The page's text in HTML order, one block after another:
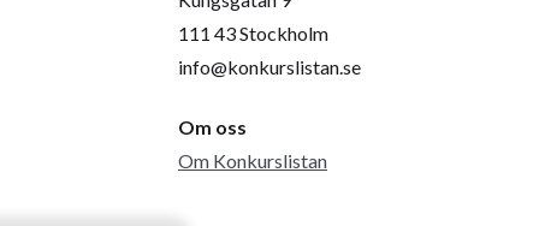
111 43 Stockholm
info@konkurslistan.se
Om oss
Om Konkurslistan